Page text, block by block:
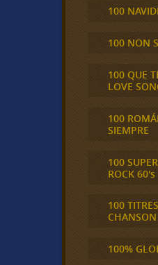
100
100 NON
100 QUE
LOVE
100
SIEMPRE
100
ROCK 60's
100
CHANSON
100%